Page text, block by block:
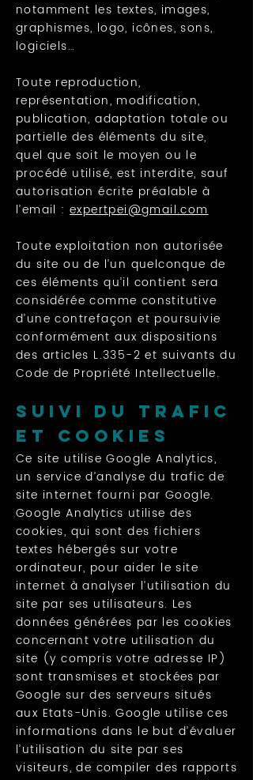
notamment les textes, images,
graphismes, logo, icônes, sons,
logiciels…
Toute reproduction,
représentation, modification,
publication, adaptation totale ou
partielle des éléments du site,
quel que soit le moyen ou le
procédé utilisé, est interdite, sauf
autorisation écrite préalable à
l’email :expertpei@gmail.com
Toute exploitation non autorisée
du site ou de l’un quelconque de
ces éléments qu’il contient sera
considérée comme constitutive
d’une contrefaçon et poursuivie
conformément aux dispositions
des articles L.335-2 et suivants du
Code de Propriété Intellectuelle.
Suivi du trafic
et cookies
Ce site utilise Google Analytics,
un service d’analyse du trafic de
site internet fourni par Google.
Google Analytics utilise des
cookies, qui sont des fichiers
textes hébergés sur votre
ordinateur, pour aider le site
internet à analyser l’utilisation du
site par ses utilisateurs. Les
données générées par les cookies
concernant votre utilisation du
site (y compris votre adresse IP)
sont transmises et stockées par
Google sur des serveurs situés
aux Etats-Unis. Google utilise ces
informations dans le but d’évaluer
l’utilisation du site par ses
visiteurs, de compiler des rapports